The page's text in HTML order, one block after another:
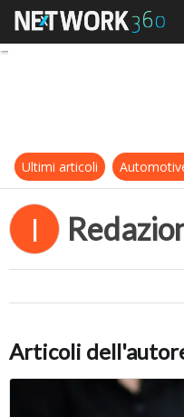
Ultimi articoli
I
Articoli